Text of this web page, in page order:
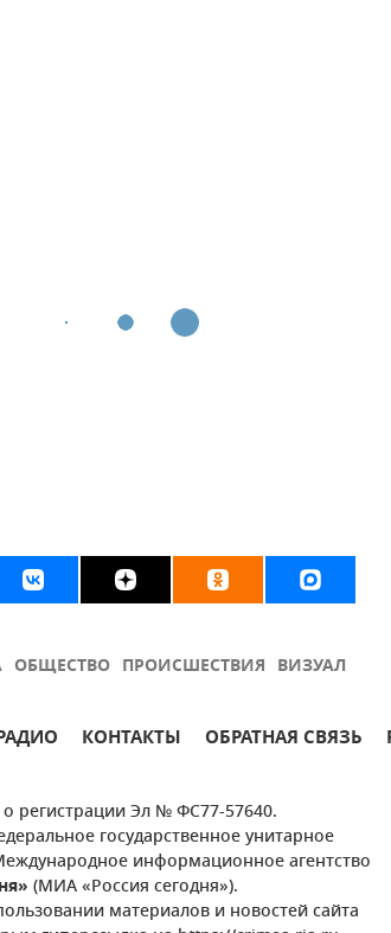
ОБЩЕСТВО ПРОИСШЕСТВИЯ ВИЗУАЛ
КОНТАКТЫ ОБРАТНАЯ СВЯЗЬ
о регистрации Эл № ФС77-57640.
государственное унитарное
информационное агентство
(МИА «Россия сегодня»).
материалов и новостей сайта